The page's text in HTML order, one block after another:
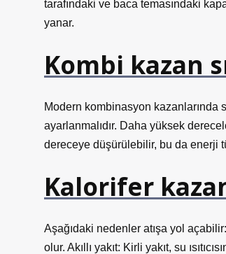
tarafındaki ve baca temasındaki
yanar.
Kombi kazan
Modern kombinasyon kazanlarında
ayarlanmalıdır. Daha yüksek
dereceye düşürülebilir, bu da enerji
Kalorifer
Aşağıdaki nedenler atışa yol
olur. Akıllı yakıt: Kirli yakıt, su